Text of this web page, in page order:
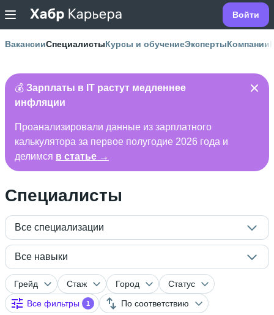
Войти
ВакансииСпециалистыКурсы и обучениеЭкспертыКомпании
💰 Зарплаты в IT растут медленнее
инфляции
Проанализировали данные из зарплатного
калькулятора за первое полугодие 2026 года и
делимся в статье →
Специалисты
Все специализации
Все навыки
Грейд Стаж Город
Статус
Все фильтры
1 По соответствию